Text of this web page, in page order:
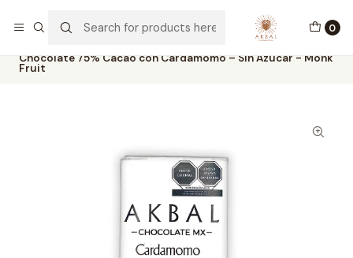
0
Chocolate 75% Cacao con Cardamomo – Sin Azúcar - Monk
Fruit